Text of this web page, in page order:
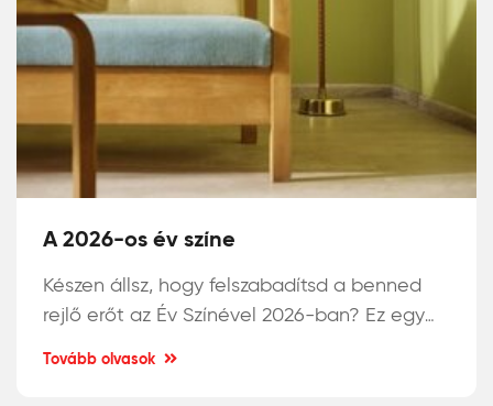
A 2026-os év színe
Készen állsz, hogy felszabadítsd a benned
rejlő erőt az Év Színével 2026-ban? Ez egy
Tovább olvasok